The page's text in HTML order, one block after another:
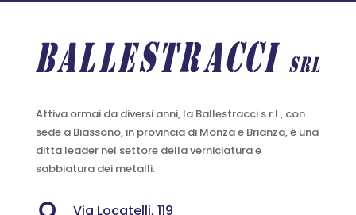
Attiva ormai da diversi anni, la Ballestracci s.r.l., con
sede a Biassono, in provincia di Monza e Brianza, è una
ditta leader nel settore della verniciatura e
sabbiatura dei metalli.
Via Locatelli, 119